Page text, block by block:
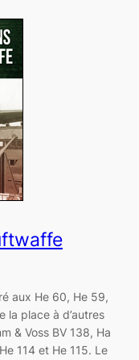
aux He 60, He 59,
la place à d’autres
& Voss BV 138, Ha
114 et He 115. Le